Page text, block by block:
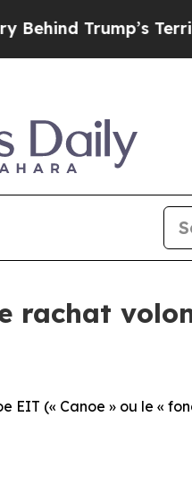
Trump’s Terrible
rachat
EIT (« Canoe » ou le «